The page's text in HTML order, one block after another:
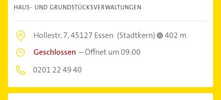
HAUS- UND GRUNDSTÜCKSVERWALTUNGEN
Hollestr. 7,45127 Essen (Stadtkern)
402 m
Geschlossen –Öffnet um 09:00
0201 22 49 40